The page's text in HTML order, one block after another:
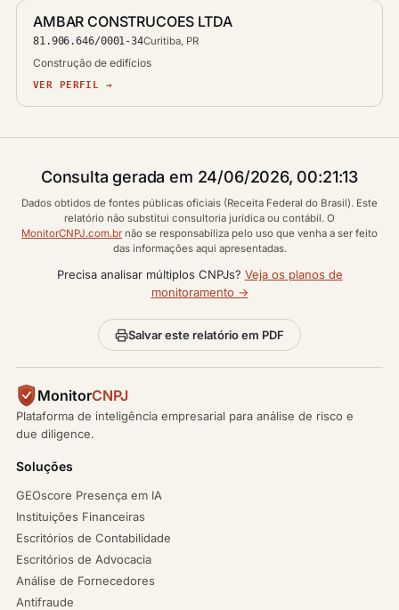
AMBAR CONSTRUCOES LTDA
81.906.646/0001-34Curitiba, PR
Construção de edifícios
VER PERFIL →
Consulta gerada em 24/06/2026, 00:21:13
Dados obtidos de fontes públicas oficiais (Receita Federal do Brasil). Este
relatório não substitui consultoria jurídica ou contábil. O
MonitorCNPJ.com.br não se responsabiliza pelo uso que venha a ser feito
das informações aqui apresentadas.
Precisa analisar múltiplos CNPJs? Veja os planos de
monitoramento →
Salvar este relatório em PDF
MonitorCNPJ
Plataforma de inteligência empresarial para análise de risco e
due diligence.
Soluções
GEOscore Presença em IA
Instituições Financeiras
Escritórios de Contabilidade
Escritórios de Advocacia
Análise de Fornecedores
Antifraude